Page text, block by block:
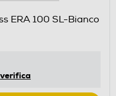
ERA 100 SL-Bianco
verifica